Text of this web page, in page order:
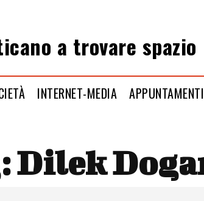
a trovare spazio
INTERNET-MEDIA APPUNTAMENTI
Dilek